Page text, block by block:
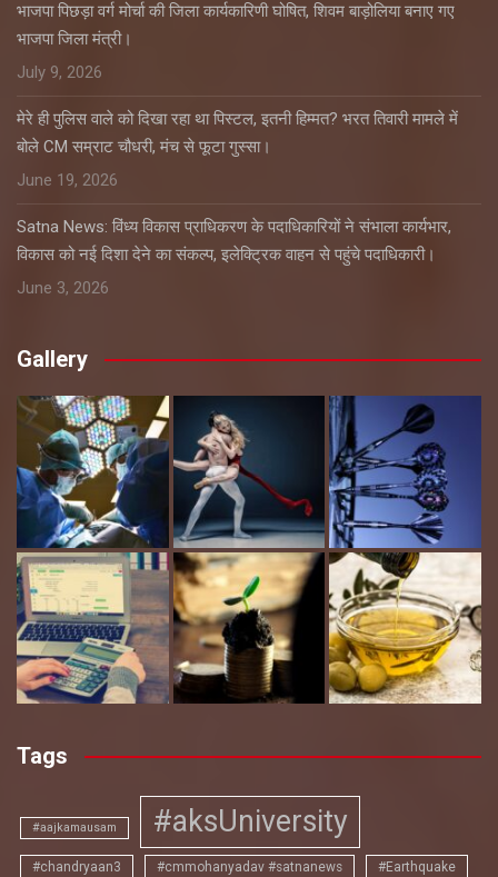
भाजपा पिछड़ा वर्ग मोर्चा की जिला कार्यकारिणी घोषित, शिवम बाड़ोलिया बनाए गए
भाजपा जिला मंत्री।
July 9, 2026
मेरे ही पुलिस वाले को दिखा रहा था पिस्टल, इतनी हिम्मत? भरत तिवारी मामले में
बोले CM सम्राट चौधरी, मंच से फूटा गुस्सा।
June 19, 2026
Satna News: विंध्य विकास प्राधिकरण के पदाधिकारियों ने संभाला कार्यभार,
विकास को नई दिशा देने का संकल्प, इलेक्ट्रिक वाहन से पहुंचे पदाधिकारी।
June 3, 2026
Gallery
Tags
#aajkamausam #aksUniversity
#chandryaan3 #cmmohanyadav #satnanews #Earthquake